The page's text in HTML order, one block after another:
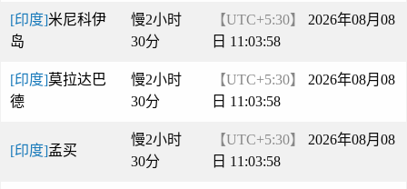
[印度]米尼科伊
岛
慢2小时
30分
【UTC+5:30】
2026年08月08
日 11:03:58
[印度]莫拉达巴
德
慢2小时
30分
【UTC+5:30】
2026年08月08
日 11:03:58
[印度]孟买
慢2小时
30分
【UTC+5:30】
2026年08月08
日 11:03:58